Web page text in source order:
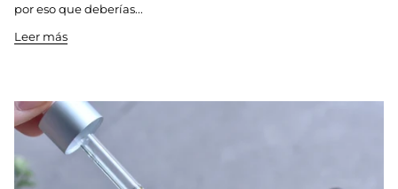
por eso que deberías...
Leer más